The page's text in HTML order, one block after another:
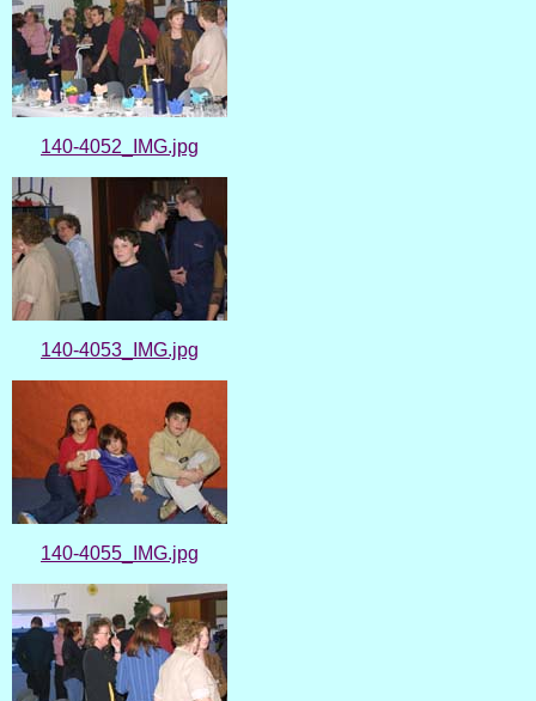
140-4052_IMG.jpg
140-4053_IMG.jpg
140-4055_IMG.jpg